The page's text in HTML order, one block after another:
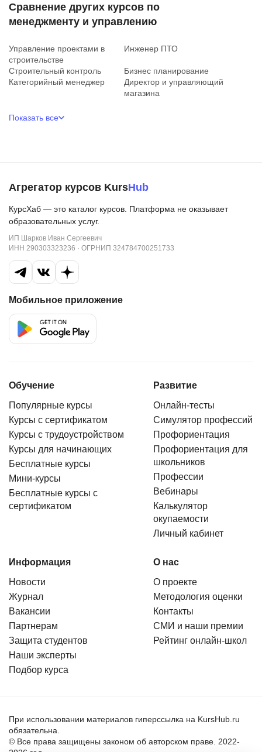
Сравнение других курсов по
менеджменту и управлению
Управление проектами в
строительстве
Инженер ПТО
Строительный контроль
Бизнес планирование
Категорийный менеджер
Директор и управляющий
магазина
Показать все
Агрегатор курсов KursHub
КурсХаб — это каталог курсов. Платформа не оказывает
образовательных услуг.
ИП Шарков Иван Сергеевич
ИНН 290303323236 · ОГРНИП 324784700251733
Мобильное приложение
Обучение
Популярные курсы
Курсы с сертификатом
Курсы с трудоустройством
Курсы для начинающих
Бесплатные курсы
Мини-курсы
Бесплатные курсы с
сертификатом
Развитие
Онлайн-тесты
Симулятор профессий
Профориентация
Профориентация для
школьников
Профессии
Вебинары
Калькулятор
окупаемости
Личный кабинет
Информация
Новости
Журнал
Вакансии
Партнерам
Защита студентов
Наши эксперты
Подбор курса
О нас
О проекте
Методология оценки
Контакты
СМИ и наши премии
Рейтинг онлайн-школ
При использовании материалов гиперссылка на KursHub.ru
обязательна.
© Все права защищены законом об авторском праве. 2022-